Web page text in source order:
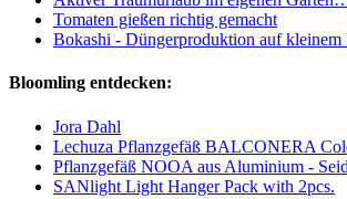
Tomaten gießen richtig gemacht
Bokashi - Düngerproduktion auf kleinem
Bloomling entdecken:
Jora Dahl
Lechuza Pflanzgefäß BALCONERA
Pflanzgefäß NOOA aus Aluminium -
SANlight Light Hanger Pack with 2pcs.